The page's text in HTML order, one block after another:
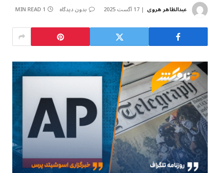
عبدالظاهر هروی 17 آگست 2025 بدون دیدگاه 1 MIN READ